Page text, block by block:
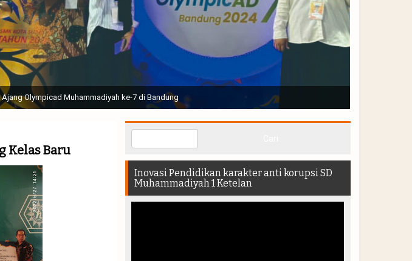
di Stadion Manahan Solo || Ir. H. Joko Widodo selaku Presiden RI membuka Acara Muktamar
Muktamar dan Muktamirin yang hadir di dalam stadion
Kelas Baru
Inovasi Pendidikan karakter anti korupsi SD
Muhammadiyah 1 Ketelan